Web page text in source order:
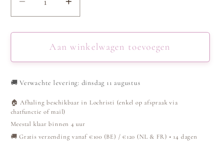
Aantal
verlagen
voor
T-
met
Lace
Aantal
verhogen
voor
Roze
T-
met
Lace
Aan winkelwagen toevoegen
🚚Verwachte levering: dinsdag 11 augustus
🏠 Afhaling beschikbaar in Lochristi (enkel op afspraak via
chatfunctie of mail)
Meestal klaar binnen 4 uur
🚚 Gratis verzending vanaf €100 (BE) / €120 (NL & FR) • 14 dagen